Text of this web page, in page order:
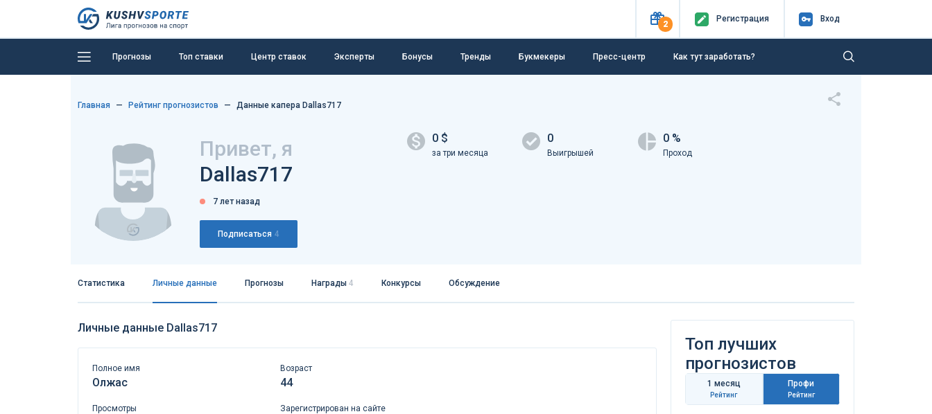
2
Регистрация Вход
Прогнозы Топ ставки Центр ставок Эксперты Бонусы Тренды Букмекеры Пресс-центр Как тут заработать?
Главная Рейтинг прогнозистов Данные капера Dallas717
Привет, я
Dallas717
7 лет назад
Подписаться 4
0 $
за три месяца
0
Выигрышей
0 %
Проход
Статистика Личные данные Прогнозы Награды 4 Конкурсы Обсуждение
Личные данные Dallas717
Полное имя
Олжас
Возраст
44
Просмотры Зарегистрирован на сайте
Топ лучших
прогнозистов
1 месяц
Рейтинг
Профи
Рейтинг